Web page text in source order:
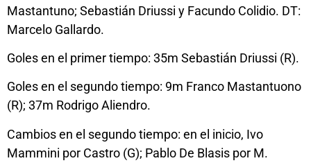
Mastantuno; Sebastián Driussi y Facundo Colidio. DT:
Marcelo Gallardo.
Goles en el primer tiempo: 35m Sebastián Driussi (R).
Goles en el segundo tiempo: 9m Franco Mastantuono
(R); 37m Rodrigo Aliendro.
Cambios en el segundo tiempo: en el inicio, Ivo
Mammini por Castro (G); Pablo De Blasis por M.